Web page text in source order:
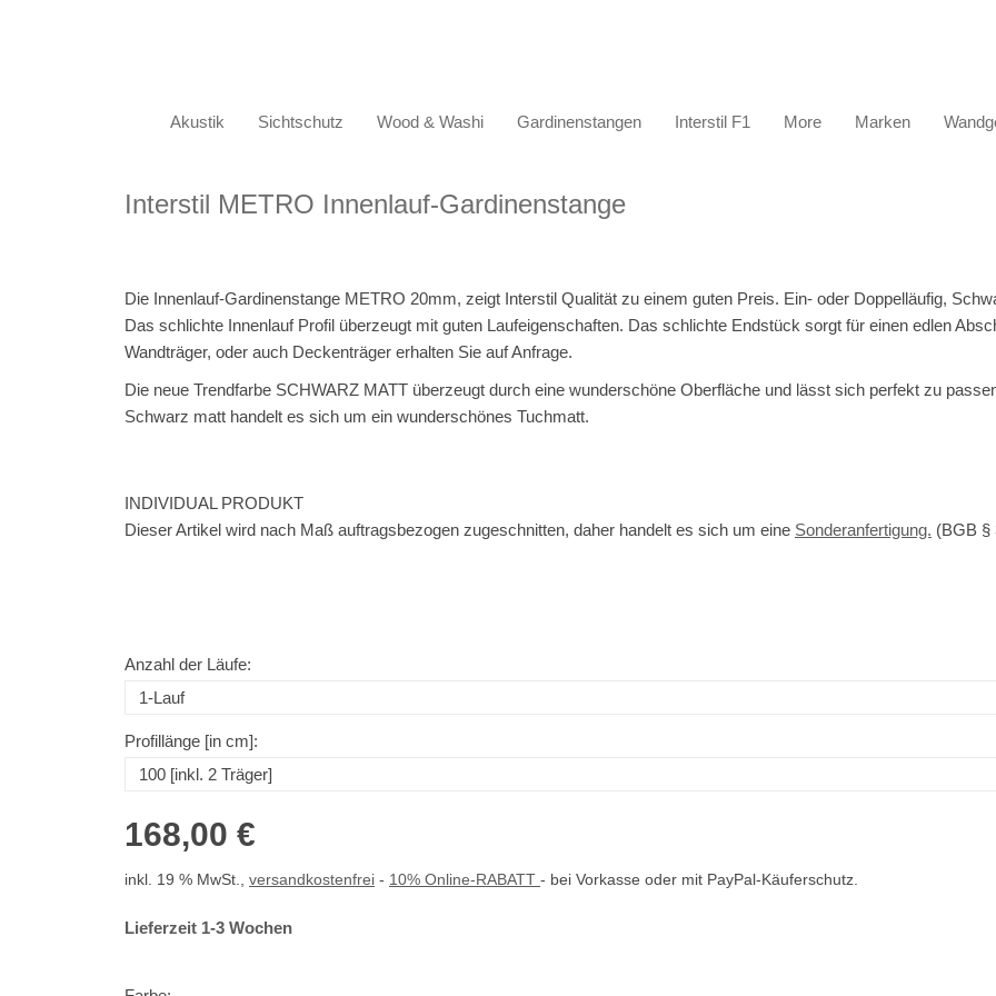
Akustik Sichtschutz Wood & Washi Gardinenstangen Interstil F1 More Marken
Interstil METRO Innenlauf-Gardinenstange
Die Innenlauf-Gardinenstange METRO 20mm, zeigt Interstil Qualität zu einem guten Preis. Ein- oder Doppelläufig,
Das schlichte Innenlauf Profil überzeugt mit guten Laufeigenschaften. Das schlichte Endstück sorgt für einen edlen
Wandträger, oder auch Deckenträger erhalten Sie auf Anfrage.
Die neue Trendfarbe SCHWARZ MATT überzeugt durch eine wunderschöne Oberfläche und lässt sich perfekt zu
Schwarz matt handelt es sich um ein wunderschönes Tuchmatt.
INDIVIDUAL PRODUKT
Dieser Artikel wird nach Maß auftragsbezogen zugeschnitten, daher handelt es sich um eine Sonderanfertigung. (BGB §
Anzahl der Läufe:
Profillänge [in cm]:
168,00 €
inkl. 19 % MwSt., versandkostenfrei - 10% Online-RABATT - bei Vorkasse oder mit PayPal-Käuferschutz.
Lieferzeit 1-3 Wochen